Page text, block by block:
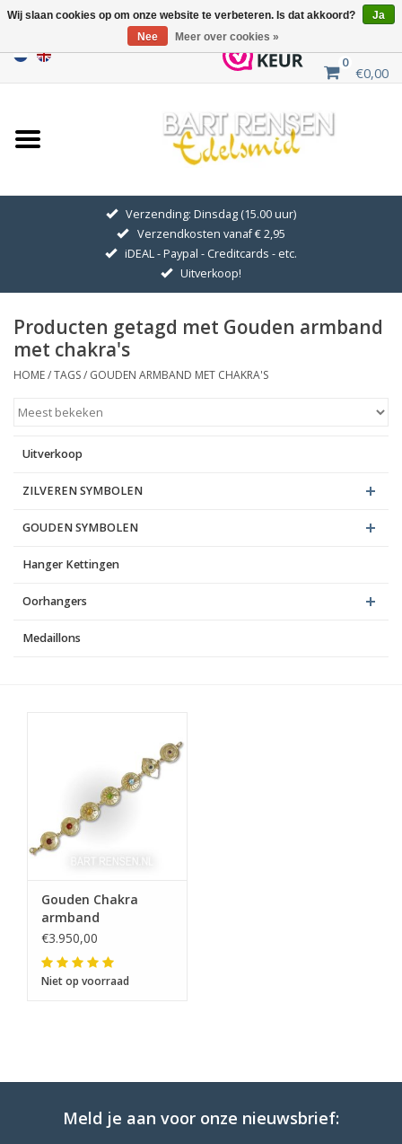
0
€0,00
Home
Uitverkoop
GOUDEN SYMBOLEN
Hanger Kettingen
Oorhangers
Verzending: Dinsdag (15.00 uur)
Verzendkosten vanaf € 2,95
iDEAL - Paypal - Creditcards - etc.
Uitverkoop!
Producten getagd met Gouden armband
met chakra's
HOME/TAGS/ GOUDEN ARMBAND MET CHAKRA'S
Uitverkoop
ZILVEREN SYMBOLEN
GOUDEN SYMBOLEN
Hanger Kettingen
Oorhangers
Medaillons
Gouden Chakra
armband
€3.950,00
Niet op voorraad
Meld je aan voor onze nieuwsbrief:
Wij slaan cookies op om onze website te verbeteren. Is dat akkoord?
Ja
Nee
Meer over cookies »